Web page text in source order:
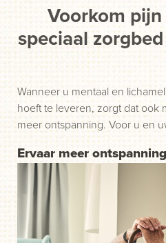
Voorkom
speciaal
Ervaar meer ontspanning
Wanneer u mentaal en
hoeft te leveren, zorgt dat ook
meer ontspanning. Voor u en